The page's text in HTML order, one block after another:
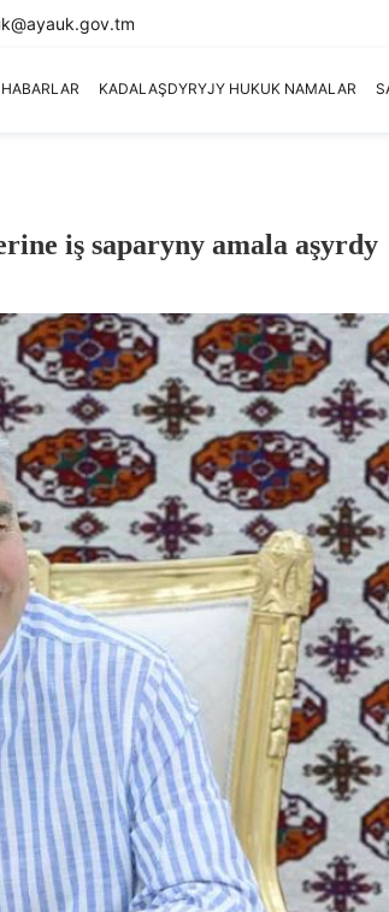
HABARLAR KADALAŞDYRYJY HUKUK NAMALAR
iş saparyny amala aşyrdy